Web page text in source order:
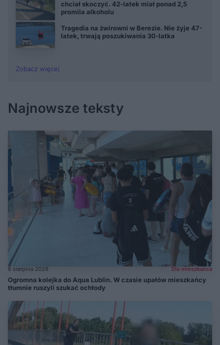
chciał skoczyć. 42-latek miał ponad 2,5
promila alkoholu
Tragedia na żwirowni w Berezie. Nie żyje 47-
latek, trwają poszukiwania 30-latka
Zobacz więcej
Najnowsze teksty
6 sierpnia 2026 Dla mieszkańca
Ogromna kolejka do Aqua Lublin. W czasie upałów mieszkańcy
tłumnie ruszyli szukać ochłody